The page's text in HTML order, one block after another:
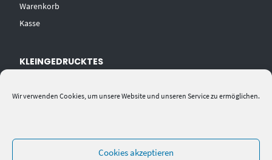
Wir verwenden Cookies, um unsere Website und unseren Service zu ermöglichen.
Cookies akzeptieren
Warenkorb
Kasse
KLEINGEDRUCKTES
Impressum